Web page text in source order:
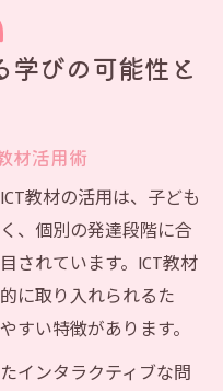
びの可能性と
材活用術
教材の活用は、子ども
、個別の発達段階に合
されています。ICT教材
に取り入れられるた
すい特徴があります。
インタラクティブな問